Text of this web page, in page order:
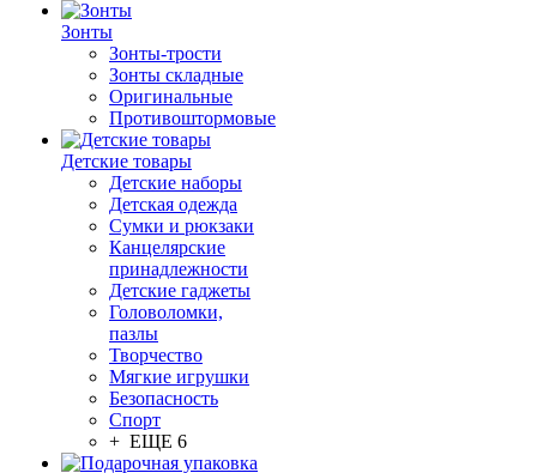
Зонты
Зонты-трости
Зонты складные
Оригинальные
Противоштормовые
Детские товары
Детские наборы
Детская одежда
Сумки и рюкзаки
Канцелярские
принадлежности
Детские гаджеты
Головоломки,
пазлы
Творчество
Мягкие игрушки
Безопасность
Спорт
+ ЕЩЕ 6